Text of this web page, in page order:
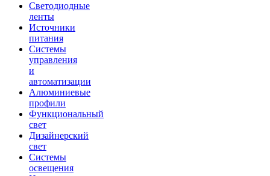
Светодиодные
ленты
Источники
питания
Системы
управления
и
автоматизации
Алюминиевые
профили
Функциональный
свет
Дизайнерский
свет
Системы
освещения